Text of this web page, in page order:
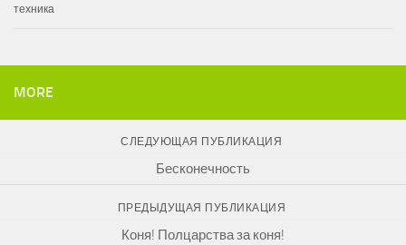
техника
MORE
СЛЕДУЮЩАЯ ПУБЛИКАЦИЯ
Бесконечность
ПРЕДЫДУЩАЯ ПУБЛИКАЦИЯ
Коня! Полцарства за коня!